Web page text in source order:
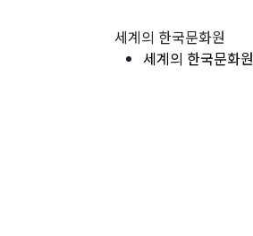
세계의 한국문화원
세계의 한국문화원